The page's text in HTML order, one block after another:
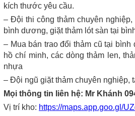
kích thước yêu cầu.
– Đội thi công thảm chuyên
bình dương, giặt thảm lót sàn tại
– Mua bán trao đổi thảm cũ tại bình
hồ chí minh, các dòng thảm len,
nhựa
– Đội ngũ giặt thảm chuyên nghiệp,
Mọi thông tin liên hệ: Mr Khánh
Vị trí kho: https://maps.app.goo.gl/